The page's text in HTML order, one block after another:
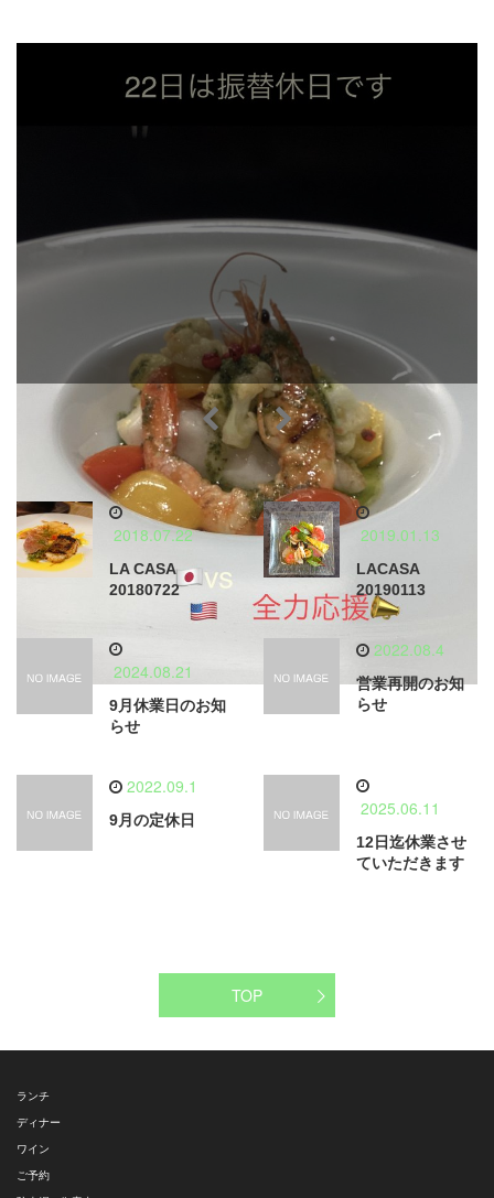
2018.07.22
LA CASA
20180722
2019.01.13
LACASA
20190113
2024.08.21
9月休業日のお知
らせ
2022.08.4
営業再開のお知
らせ
2022.09.1
9月の定休日
2025.06.11
12日迄休業させ
ていただきます
TOP
ランチ
ディナー
ワイン
ご予約